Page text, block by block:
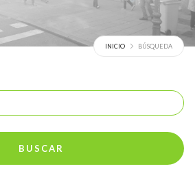
INICIO BÚSQUEDA